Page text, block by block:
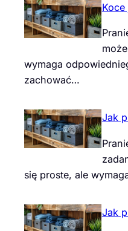
wymaga
zachować…
Jak
się proste, ale
Jak